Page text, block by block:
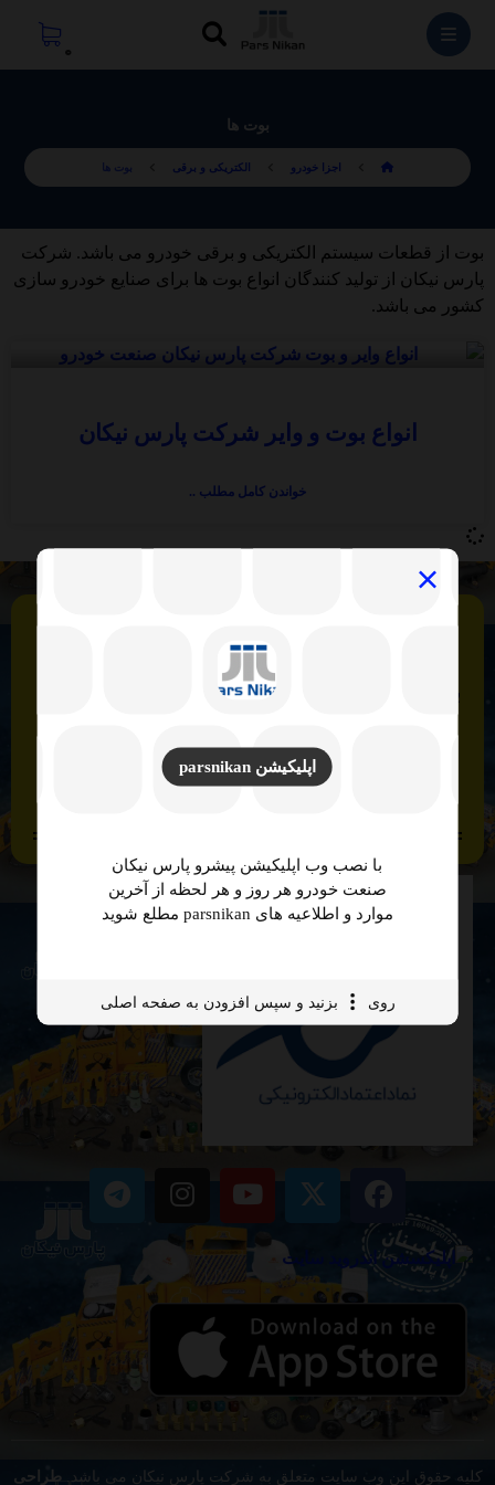
اپلیکیشن parsnikan
با نصب وب اپلیکیشن پیشرو پارس نیکان
صنعت خودرو هر روز و هر لحظه از آخرین
موارد و اطلاعیه های parsnikan مطلع شوید
روی بزنید و سپس افزودن به صفحه اصلی
بوت ها
اجزا خودرو الکتریکی و برقی بوت ها
بوت از قطعات سیستم الکتریکی و برقی خودرو می باشد. شرکت
پارس نیکان از تولید کنندگان انواع بوت ها برای صنایع خودرو سازی
کشور می باشد.
انواع بوت و وایر شرکت پارس نیکان
خواندن کامل مطلب ..
با افتخار بیش از نیم قرن تجربه و بهره مندی از
آزمایشگاه های مورد تایید صنعت خودروسازی
کشور.
کلیه حقوق این وب سایت متعلق به شرکت پارس نیکان می باشد. طراحی